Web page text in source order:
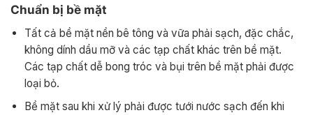
Chuẩn bị bề mặt
Tất cả bề mặt nền bê tông và vữa phải sạch, đặc chắc,
không dính dầu mỡ và các tạp chất khác trên bề mặt.
Các tạp chất dễ bong tróc và bụi trên bề mặt phải được
loại bỏ.
Bề mặt sau khi xử lý phải được tưới nước sạch đến khi